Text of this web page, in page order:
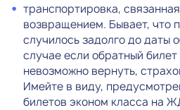
транспортировка,
возвращением. Бывает, что
случилось задолго до даты
случае если обратный
невозможно вернуть,
Имейте в виду,
билетов эконом класса на